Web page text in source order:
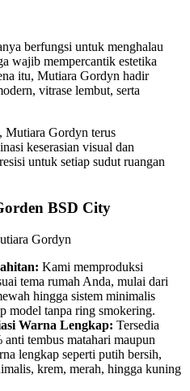
berfungsi untuk menghalau
wajib mempercantik estetika
itu, Mutiara Gordyn hadir
vitrase lembut, serta
Mutiara Gordyn terus
keserasian visual dan
untuk setiap sudut ruangan
BSD City
Kami memproduksi
tema rumah Anda, mulai dari
hingga sistem minimalis
model tanpa ring smokering.
Warna Lengkap: Tersedia
tembus matahari maupun
lengkap seperti putih bersih,
krem, merah, hingga kuning